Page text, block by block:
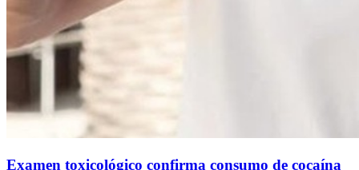
Examen toxicológico confirma consumo de cocaína